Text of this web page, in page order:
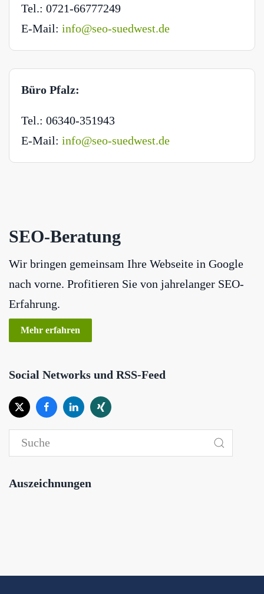
Tel.: 0721-66777249
E-Mail: info@seo-suedwest.de
Büro Pfalz:
Tel.: 06340-351943
E-Mail: info@seo-suedwest.de
SEO-Beratung
Wir bringen gemeinsam Ihre Webseite in Google
nach vorne. Profitieren Sie von jahrelanger SEO-
Erfahrung.
Mehr erfahren
Social Networks und RSS-Feed
Auszeichnungen